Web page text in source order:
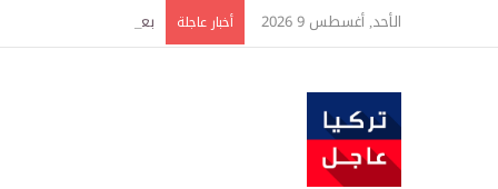
الأحد, أغسطس 9 2026 أخبار عاجلة بعد 22 شهراً.. الصين تنفذ أقوى عملية شراء للذهب منذ أكتوبر 2023